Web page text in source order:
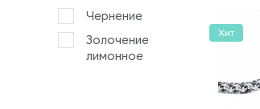
Чернение
Золочение
лимонное
Хит